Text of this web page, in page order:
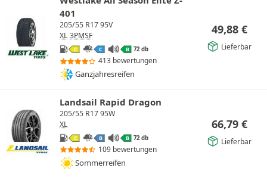
401
205/55 R17 95V
XL 3PMSF
C C B 72 db
413 bewertungen
Ganzjahresreifen
49,88 €
Lieferbar
Landsail Rapid Dragon
205/55 R17 95W
XL
C B B 72 db
109 bewertungen
Sommerreifen
66,79 €
Lieferbar